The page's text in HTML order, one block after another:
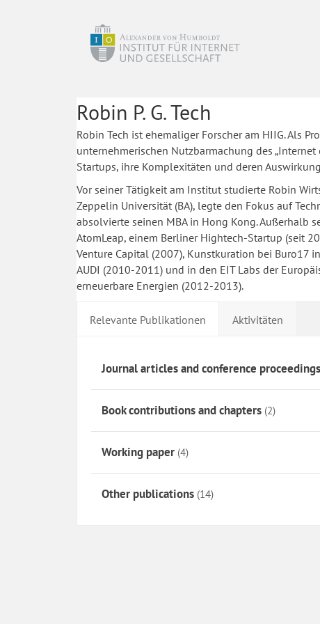
Robin P. G. Tech
Robin Tech ist ehemaliger Forscher am HIIG. Als
unternehmerischen Nutzbarmachung des
Startups, ihre Komplexitäten und deren
Vor seiner Tätigkeit am Institut studierte Robin
Zeppelin Universität (BA), legte den Fokus auf
absolvierte seinen MBA in Hong Kong. Außerhalb
AtomLeap, einem Berliner Hightech-Startup (seit
Venture Capital (2007), Kunstkuration bei Buro17
AUDI (2010-2011) und in den EIT Labs der
erneuerbare Energien (2012-2013).
Relevante Publikationen Aktivitäten
Journal articles and conference proceedings
Book contributions and chapters (2)
Working paper (4)
Other publications (14)